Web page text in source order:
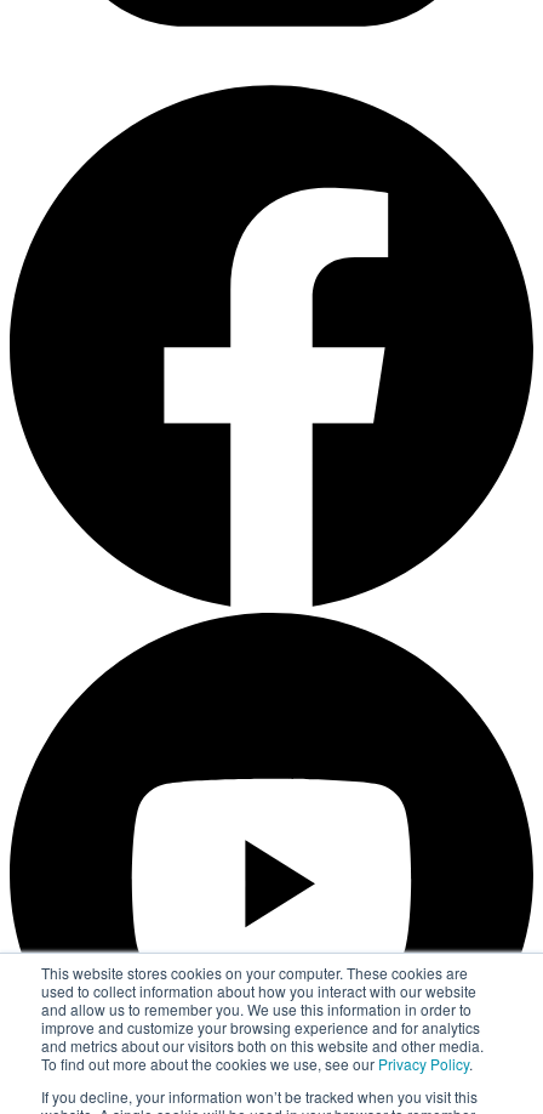
This website stores cookies on your computer. These cookies are
used to collect information about how you interact with our website
and allow us to remember you. We use this information in order to
improve and customize your browsing experience and for analytics
and metrics about our visitors both on this website and other media.
To find out more about the cookies we use, see our Privacy Policy.
If you decline, your information won’t be tracked when you visit this